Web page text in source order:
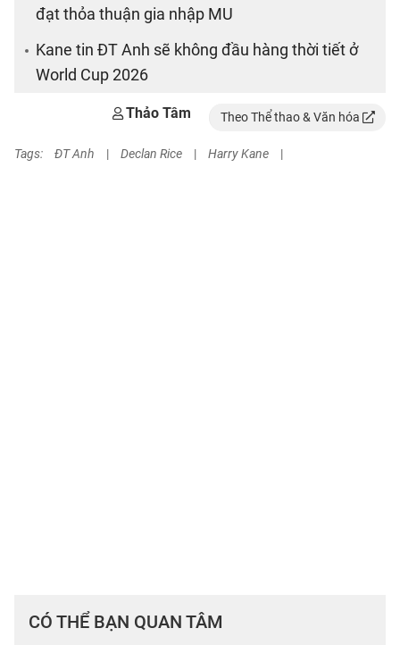
đạt thỏa thuận gia nhập MU
Kane tin ĐT Anh sẽ không đầu hàng thời tiết ở
World Cup 2026
Thảo Tâm Theo Thể thao & Văn hóa
Tags: ĐT Anh | Declan Rice | Harry Kane |
CÓ THỂ BẠN QUAN TÂM